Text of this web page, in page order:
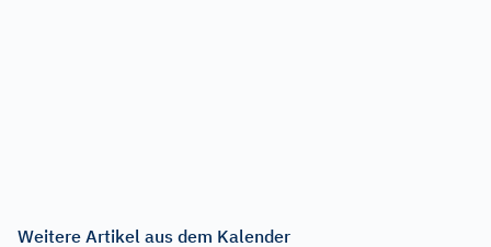
Weitere Artikel aus dem Kalender